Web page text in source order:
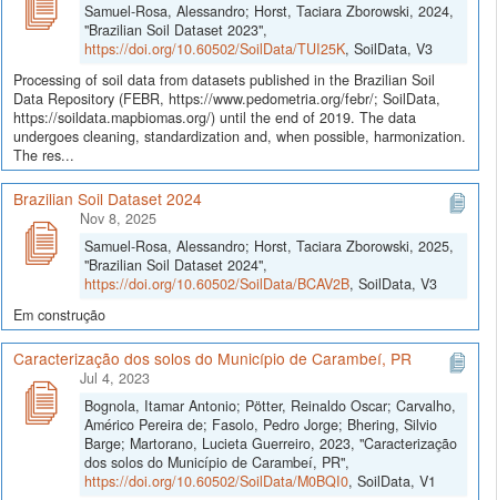
Samuel-Rosa, Alessandro; Horst, Taciara Zborowski, 2024,
"Brazilian Soil Dataset 2023",
https://doi.org/10.60502/SoilData/TUI25K, SoilData, V3
Processing of soil data from datasets published in the Brazilian Soil
Data Repository (FEBR, https://www.pedometria.org/febr/; SoilData,
https://soildata.mapbiomas.org/) until the end of 2019. The data
undergoes cleaning, standardization and, when possible, harmonization.
The res...
Brazilian Soil Dataset 2024
Nov 8, 2025
Samuel-Rosa, Alessandro; Horst, Taciara Zborowski, 2025,
"Brazilian Soil Dataset 2024",
https://doi.org/10.60502/SoilData/BCAV2B, SoilData, V3
Em construção
Caracterização dos solos do Município de Carambeí, PR
Jul 4, 2023
Bognola, Itamar Antonio; Pötter, Reinaldo Oscar; Carvalho,
Américo Pereira de; Fasolo, Pedro Jorge; Bhering, Silvio
Barge; Martorano, Lucieta Guerreiro, 2023, "Caracterização
dos solos do Município de Carambeí, PR",
https://doi.org/10.60502/SoilData/M0BQI0, SoilData, V1